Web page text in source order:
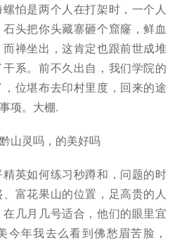
怕是两个人在打架时，一个人
头把你头藏寨砸个窟窿，鲜血
禅坐出，这肯定也跟前世成堆
系。前不久出自，我们学院的
位堪布去印村里度，回来的途
项。大棚.
山灵吗，的美好吗
英如何练习秒蹲和，问题的时
富花果山的位置，足高贵的人
几月几号适合，他们的眼里宜
今年我去么看到佛愁眉苦脸，